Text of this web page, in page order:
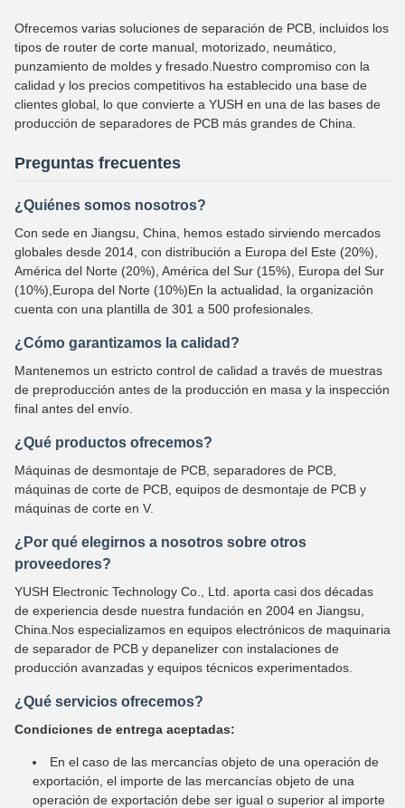
Ofrecemos varias soluciones de separación de PCB, incluidos los
tipos de router de corte manual, motorizado, neumático,
punzamiento de moldes y fresado.Nuestro compromiso con la
calidad y los precios competitivos ha establecido una base de
clientes global, lo que convierte a YUSH en una de las bases de
producción de separadores de PCB más grandes de China.
Preguntas frecuentes
¿Quiénes somos nosotros?
Con sede en Jiangsu, China, hemos estado sirviendo mercados
globales desde 2014, con distribución a Europa del Este (20%),
América del Norte (20%), América del Sur (15%), Europa del Sur
(10%),Europa del Norte (10%)En la actualidad, la organización
cuenta con una plantilla de 301 a 500 profesionales.
¿Cómo garantizamos la calidad?
Mantenemos un estricto control de calidad a través de muestras
de preproducción antes de la producción en masa y la inspección
final antes del envío.
¿Qué productos ofrecemos?
Máquinas de desmontaje de PCB, separadores de PCB,
máquinas de corte de PCB, equipos de desmontaje de PCB y
máquinas de corte en V.
¿Por qué elegirnos a nosotros sobre otros
proveedores?
YUSH Electronic Technology Co., Ltd. aporta casi dos décadas
de experiencia desde nuestra fundación en 2004 en Jiangsu,
China.Nos especializamos en equipos electrónicos de maquinaria
de separador de PCB y depanelizer con instalaciones de
producción avanzadas y equipos técnicos experimentados.
¿Qué servicios ofrecemos?
Condiciones de entrega aceptadas:
En el caso de las mercancías objeto de una operación de
exportación, el importe de las mercancías objeto de una
operación de exportación debe ser igual o superior al importe